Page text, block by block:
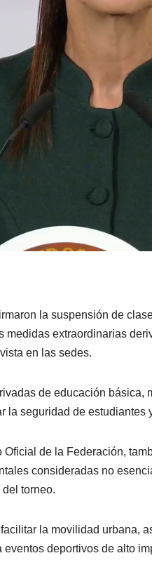
la suspensión de
extraordinarias
en las sedes.
de educación básica,
la seguridad de estudiantes
de la Federación,
consideradas no
torneo.
la movilidad urbana,
deportivos de alto